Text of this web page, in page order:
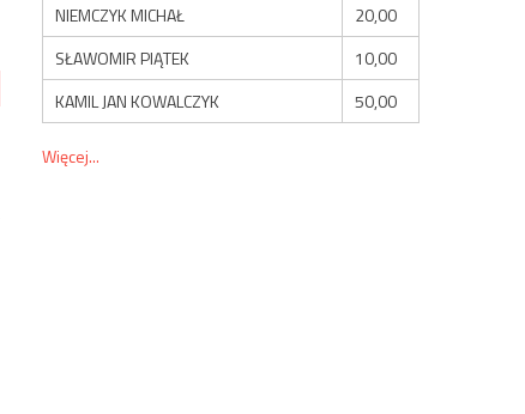
NIEMCZYK MICHAŁ
20,00
SŁAWOMIR PIĄTEK
10,00
KAMIL JAN KOWALCZYK
50,00
Więcej...